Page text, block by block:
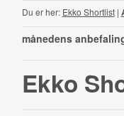
Du er her: Ekko Shortlist|
månedens
Ekko